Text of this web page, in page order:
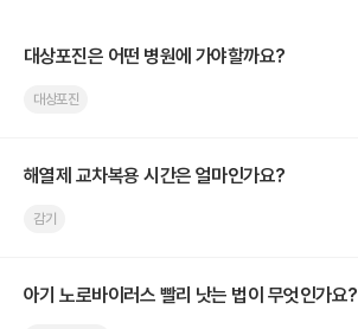
대상포진은 어떤 병원에 가야할까요?
대상포진
해열제 교차복용 시간은 얼마인가요?
감기
아기 노로바이러스 빨리 낫는 법이 무엇인가요?